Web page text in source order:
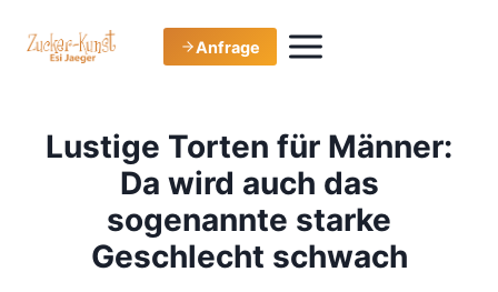
Inhalt
Anfrage
Lustige Torten für Männer:
Da wird auch das
sogenannte starke
Geschlecht schwach